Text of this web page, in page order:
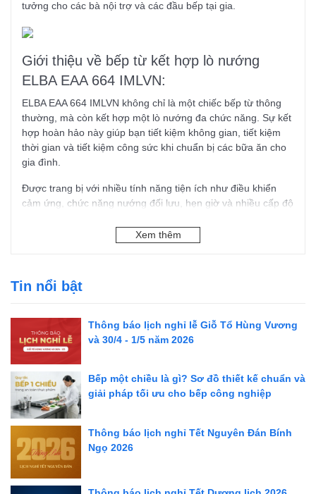
tưởng cho các bà nội trợ và các đầu bếp tại gia.
Giới thiệu về bếp từ kết hợp lò nướng
ELBA EAA 664 IMLVN:
ELBA EAA 664 IMLVN không chỉ là một chiếc bếp từ thông
thường, mà còn kết hợp một lò nướng đa chức năng. Sự kết
hợp hoàn hảo này giúp bạn tiết kiệm không gian, tiết kiệm
thời gian và tiết kiệm công sức khi chuẩn bị các bữa ăn cho
gia đình.
Được trang bị với nhiều tính năng tiện ích như điều khiển
cảm ứng, chức năng nướng đối lưu, hẹn giờ và nhiều cấp độ
cam kết mang lại sự linh hoạt và tiện lợi trong việc
Xem thêm
Tin nổi bật
Thông báo lịch nghỉ lễ Giỗ Tổ Hùng Vương
và 30/4 - 1/5 năm 2026
Bếp một chiều là gì? Sơ đồ thiết kế chuẩn và
giải pháp tối ưu cho bếp công nghiệp
Thông báo lịch nghỉ Tết Nguyên Đán Bính
Ngọ 2026